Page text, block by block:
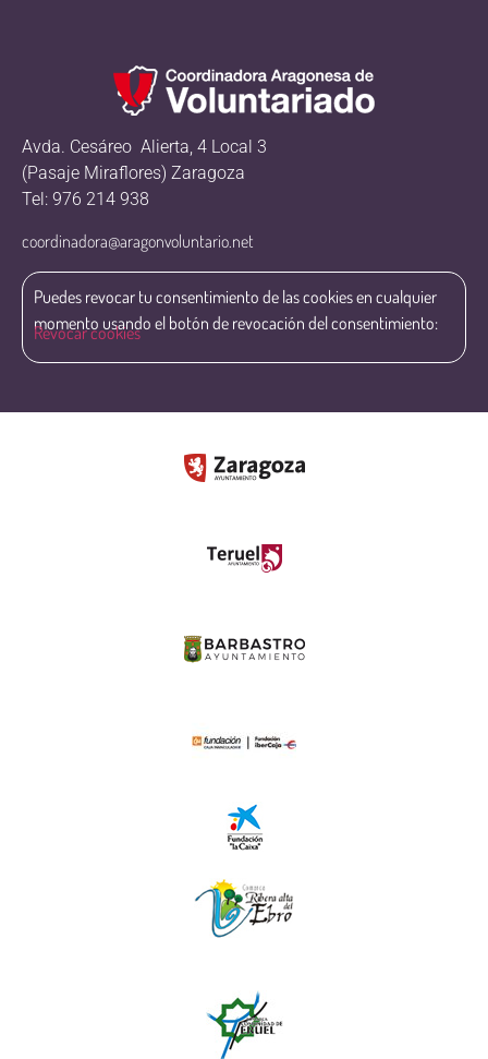
Avda. Cesáreo Alierta, 4 Local 3
(Pasaje Miraflores) Zaragoza
Tel: 976 214 938
coordinadora@aragonvoluntario.net
Puedes revocar tu consentimiento de las cookies en cualquier
momento usando el botón de revocación del consentimiento:
Revocar cookies